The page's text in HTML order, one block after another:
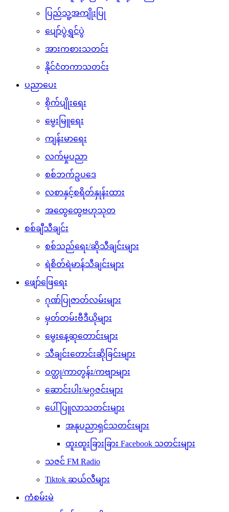
ပြည်သူ့အကျိုးပြု
ပျော်ပွဲရွှင်ပွဲ
အားကစားသတင်း
နိုင်ငံတကာသတင်း
ပညာပေး
စိုက်ပျိုးရေး
မွေးမြူရေး
ကျန်းမာရေး
လက်မှုပညာ
စစ်ဘက်ဥပဒေ
လစာနှင့်စရိတ်နှုန်းထား
အထွေထွေဗဟုသုတ
စစ်ချီသီချင်း
စစ်သည်ရေး/ဆိုသီချင်းများ
ရဲစိတ်ရဲမာန်သီချင်းများ
ဖျော်ဖြေရေး
ဂုဏ်ပြုဇာတ်လမ်းများ
မှတ်တမ်းဗီဒီယိုများ
မွေးနေ့ဆုတောင်းများ
သီချင်းတောင်းဆိုခြင်းများ
ဝတ္ထု/ကာတွန်း/ကဗျာများ
ဆောင်းပါး/မဂ္ဂဇင်းများ
ပေါ်ပြူလာသတင်းများ
အနုပညာရှင်သတင်းများ
ထူးထူးခြားခြား Facebook သတင်းများ
သဇင် FM Radio
Tiktok ဆယ်လီများ
ကံစမ်းမဲ